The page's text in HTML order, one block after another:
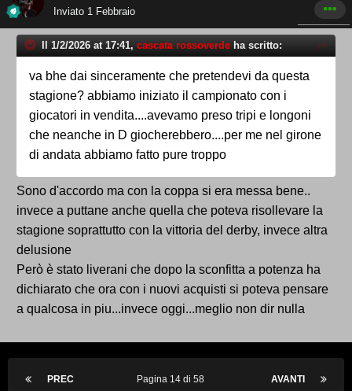
Inviato 1 Febbraio
Il 1/2/2026 at 17:41, cascata rossoverde ha scritto:
va bhe dai sinceramente che pretendevi da questa
stagione? abbiamo iniziato il campionato con i
giocatori in vendita....avevamo preso tripi e longoni
che neanche in D giocherebbero....per me nel girone
di andata abbiamo fatto pure troppo
Sono d'accordo ma con la coppa si era messa bene..
invece a puttane anche quella che poteva risollevare la
stagione soprattutto con la vittoria del derby, invece altra
delusione
Però è stato liverani che dopo la sconfitta a potenza ha
dichiarato che ora con i nuovi acquisti si poteva pensare
a qualcosa in piu...invece oggi...meglio non dir nulla
PREC AVANTI
Pagina 14 di 58